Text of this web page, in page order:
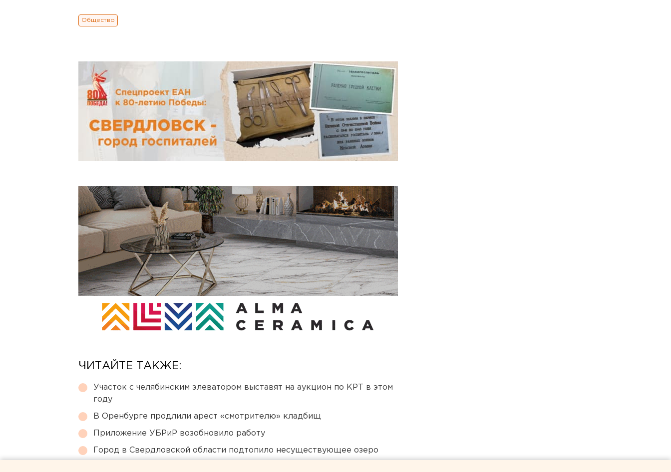
Общество
ЧИТАЙТЕ ТАКЖЕ:
Участок с челябинским элеватором выставят на аукцион по КРТ в этом
году
В Оренбурге продлили арест «смотрителю» кладбищ
Приложение УБРиР возобновило работу
Город в Свердловской области подтопило несуществующее озеро